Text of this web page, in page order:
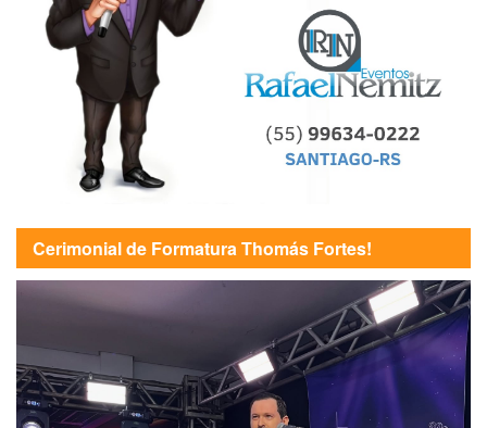
Cerimonial de Formatura Thomás Fortes!